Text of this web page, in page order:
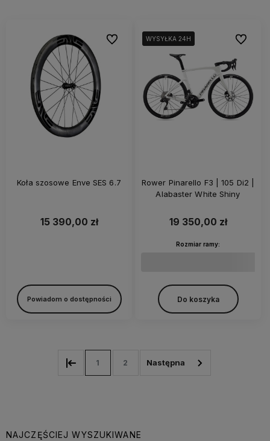
Koła szosowe Enve SES 6.7
15 390,00 zł
Powiadom o dostępności
Do ulubionychWYSYŁKA 24H
WYSYŁKA 24H
WYSYŁKA 24H
Rower Pinarello F3 | 105 Di2 |
Alabaster White Shiny
19 350,00 zł
Rozmiar ramy:
Do koszyka
Do
1 2
NAJCZĘŚCIEJ WYSZUKIWANE